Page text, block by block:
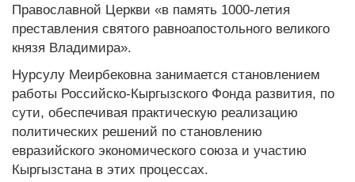
Православной Церкви «в память 1000-летия
преставления святого равноапостольного великого
князя Владимира».
Нурсулу Меирбековна занимается становлением
работы Российско-Кыргызского Фонда развития, по
сути, обеспечивая практическую реализацию
политических решений по становлению
евразийского экономического союза и участию
Кыргызстана в этих процессах.